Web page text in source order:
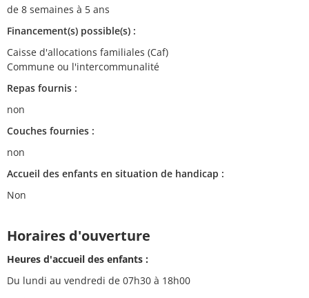
de 8 semaines à 5 ans
Financement(s) possible(s) :
Caisse d'allocations familiales (Caf)
Commune ou l'intercommunalité
Repas fournis :
non
Couches fournies :
non
Accueil des enfants en situation de handicap :
Non
Horaires d'ouverture
Heures d'accueil des enfants :
Du lundi au vendredi de 07h30 à 18h00